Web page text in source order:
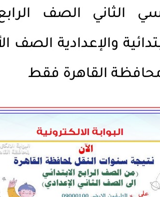
الثاني الصف
والإعدادية الصف
القاهرة فقط